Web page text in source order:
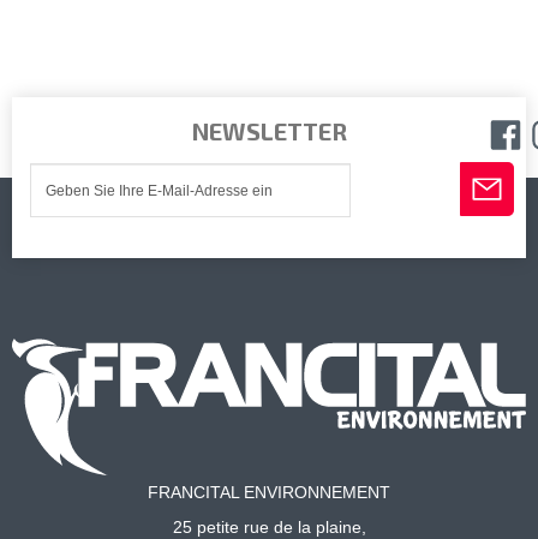
NEWSLETTER
FRANCITAL ENVIRONNEMENT
25 petite rue de la plaine,